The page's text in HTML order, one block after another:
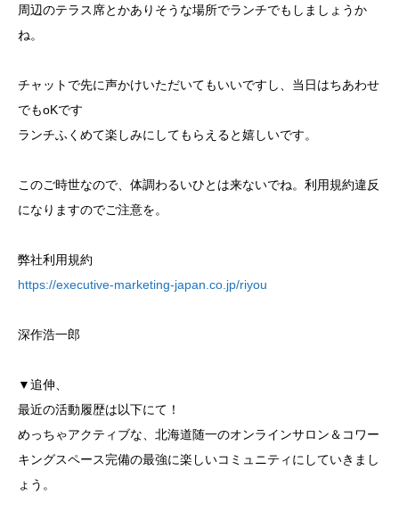
周辺のテラス席とかありそうな場所でランチでもしましょうか
ね。
チャットで先に声かけいただいてもいいですし、当日はちあわせ
でもoKです
ランチふくめて楽しみにしてもらえると嬉しいです。
このご時世なので、体調わるいひとは来ないでね。利用規約違反
になりますのでご注意を。
弊社利用規約
https://executive-marketing-japan.co.jp/riyou
深作浩一郎
▼追伸、
最近の活動履歴は以下にて！
めっちゃアクティブな、北海道随一のオンラインサロン＆コワー
キングスペース完備の最強に楽しいコミュニティにしていきまし
ょう。